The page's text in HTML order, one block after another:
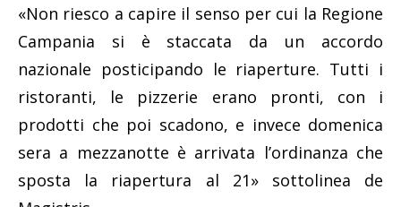
«Non riesco a capire il senso per cui la Regione
Campania si è staccata da un accordo
nazionale posticipando le riaperture. Tutti i
ristoranti, le pizzerie erano pronti, con i
prodotti che poi scadono, e invece domenica
sera a mezzanotte è arrivata l’ordinanza che
sposta la riapertura al 21» sottolinea de